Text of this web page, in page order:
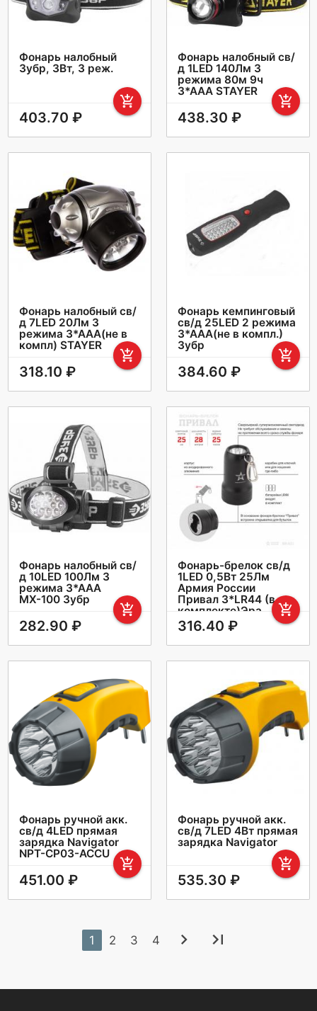
Фонарь налобный
Зубр, 3Вт, 3 реж.
add_shopping_cart
403.70 ₽
Фонарь налобный св/
д 1LED 140Лм 3
режима 80м 9ч
3*ААА STAYER
add_shopping_cart
438.30 ₽
Фонарь налобный св/
д 7LED 20Лм 3
режима 3*ААА(не в
компл) STAYER
add_shopping_cart
318.10 ₽
Фонарь кемпинговый
св/д 25LED 2 режима
3*ААА(не в компл.)
Зубр
add_shopping_cart
384.60 ₽
Фонарь налобный св/
д 10LED 100Лм 3
режима 3*ААА
МХ-100 Зубр
add_shopping_cart
282.90 ₽
Фонарь-брелок св/д
1LED 0,5Вт 25Лм
Армия России
Привал 3*LR44 (в
комплекте)Эра
Б0030181
add_shopping_cart
316.40 ₽
Фонарь ручной акк.
св/д 4LED прямая
зарядка Navigator
NPT-CP03-ACCU
add_shopping_cart
451.00 ₽
Фонарь ручной акк.
св/д 7LED 4Вт прямая
зарядка Navigator
add_shopping_cart
535.30 ₽
1 2 3 4 chevron_right last_page